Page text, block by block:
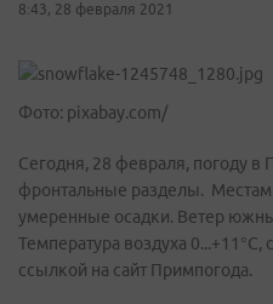
8:43, 28 февраля 2021
Фото: pixabay.com/
Сегодня, 28 февраля, погоду
фронтальные разделы.
умеренные осадки. Ветер
Температура воздуха
ссылкой на сайт Примпогода.